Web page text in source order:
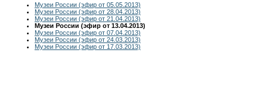
Музеи России (эфир от 05.05.2013)
Музеи России (эфир от 28.04.2013)
Музеи России (эфир от 21.04.2013)
Музеи России (эфир от 13.04.2013)
Музеи России (эфир от 07.04.2013)
Музеи России (эфир от 24.03.2013)
Музеи России (эфир от 17.03.2013)